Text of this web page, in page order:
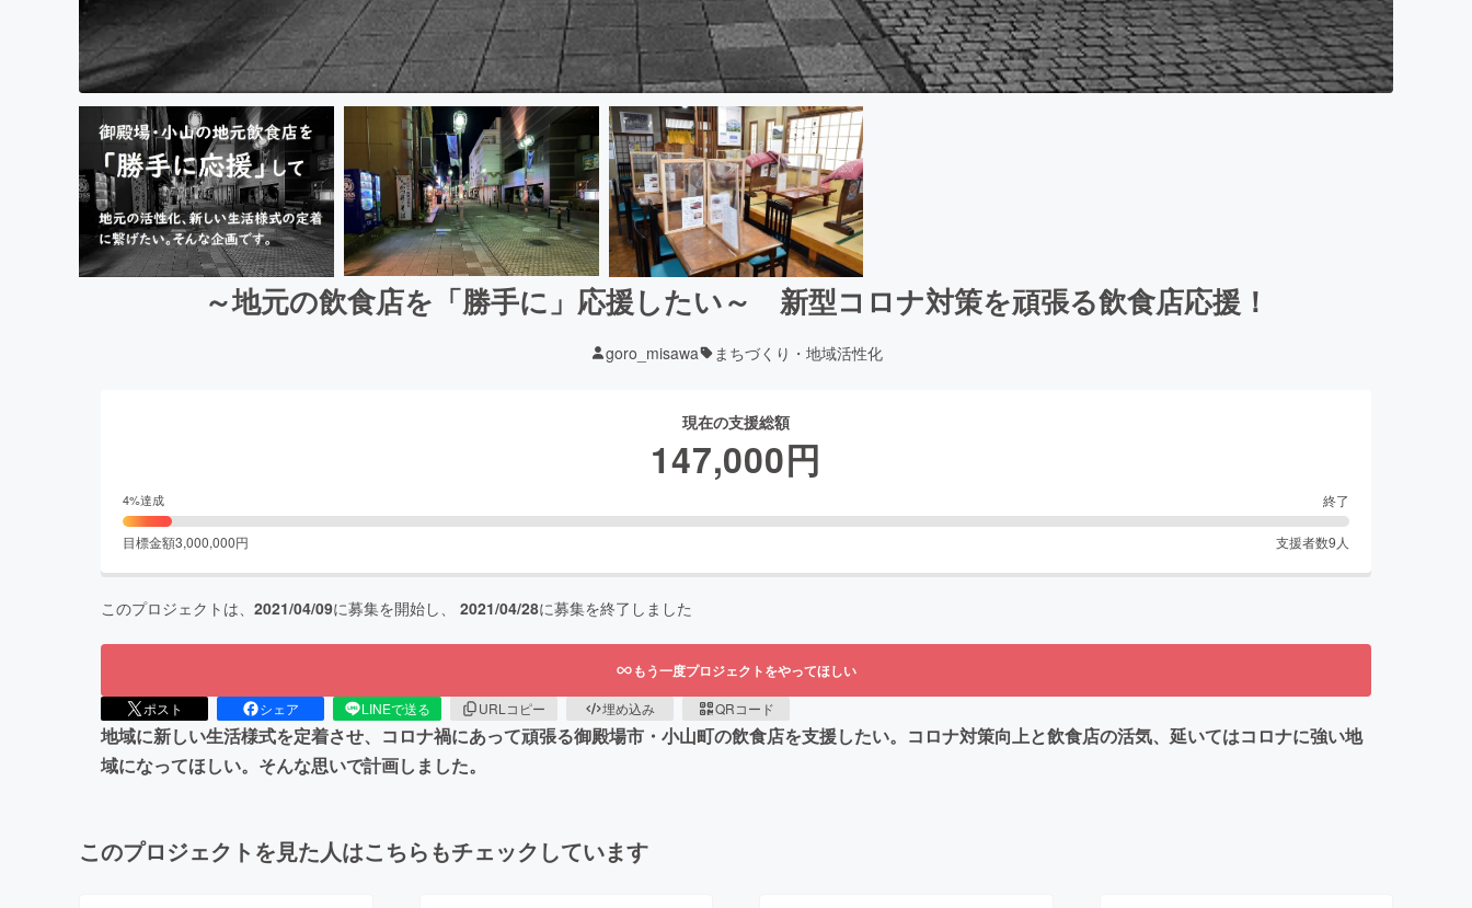
～地元の飲食店を「勝手に」応援したい～ 新型コロナ対策を頑張る飲食店応援！
goro_misawa まちづくり・地域活性化
現在の支援総額
147,000円
4%達成 終了
目標金額3,000,000円 支援者数9 人
このプロジェクトは、 2021/04/09に募集を開始し、 2021/04/28に募集を終了しました
もう一度プロジェクトをやってほしい
ポスト シェア LINEで送る URLコピー 埋め込み QRコード
地域に新しい生活様式を定着させ、コロナ禍にあって頑張る御殿場市・小山町の飲食店を支援したい。コロナ対策向上と飲食店の活気、延いてはコロナに強い地
域になってほしい。そんな思いで計画しました。
このプロジェクトを見た人はこちらもチェックしています